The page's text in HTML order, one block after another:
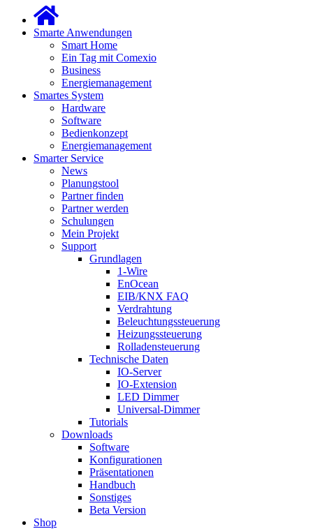
Smarte Anwendungen
Smart Home
Ein Tag mit Comexio
Business
Energiemanagement
Smartes System
Hardware
Software
Bedienkonzept
Energiemanagement
Smarter Service
News
Planungstool
Partner finden
Partner werden
Schulungen
Mein Projekt
Support
Grundlagen
1-Wire
EnOcean
EIB/KNX FAQ
Verdrahtung
Beleuchtungssteuerung
Heizungssteuerung
Rolladensteuerung
Technische Daten
IO-Server
IO-Extension
LED Dimmer
Universal-Dimmer
Tutorials
Downloads
Software
Konfigurationen
Präsentationen
Handbuch
Sonstiges
Beta Version
Shop